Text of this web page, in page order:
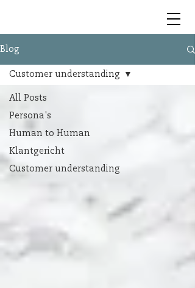
Blog
All Posts
Persona's
Human to Human
Klantgericht
Customer understanding
Customer understanding